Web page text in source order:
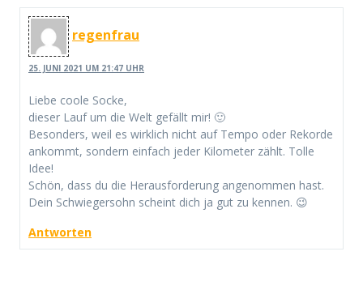
regenfrau
25. JUNI 2021 UM 21:47 UHR
Liebe coole Socke,
dieser Lauf um die Welt gefällt mir! 🙂
Besonders, weil es wirklich nicht auf Tempo oder Rekorde
ankommt, sondern einfach jeder Kilometer zählt. Tolle
Idee!
Schön, dass du die Herausforderung angenommen hast.
Dein Schwiegersohn scheint dich ja gut zu kennen. 😉
Antworten